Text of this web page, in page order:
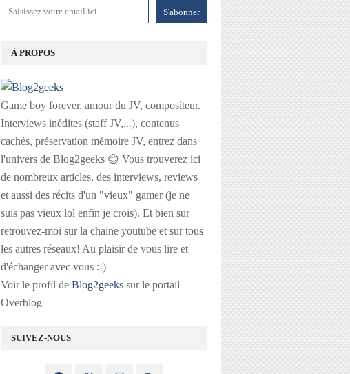
SUIVEZ-NOUS
À PROPOS
Game boy forever, amour du JV, compositeur.
Interviews inédites (staff JV,...), contenus
cachés, préservation mémoire JV, entrez dans
l'univers de Blog2geeks 😊 Vous trouverez ici
de nombreux articles, des interviews, reviews
et aussi des récits d'un "vieux" gamer (je ne
suis pas vieux lol enfin je crois). Et bien sur
retrouvez-moi sur la chaine youtube et sur tous
les autres réseaux! Au plaisir de vous lire et
d'échanger avec vous :-)
Voir le profil de Blog2geeks sur le portail
Overblog